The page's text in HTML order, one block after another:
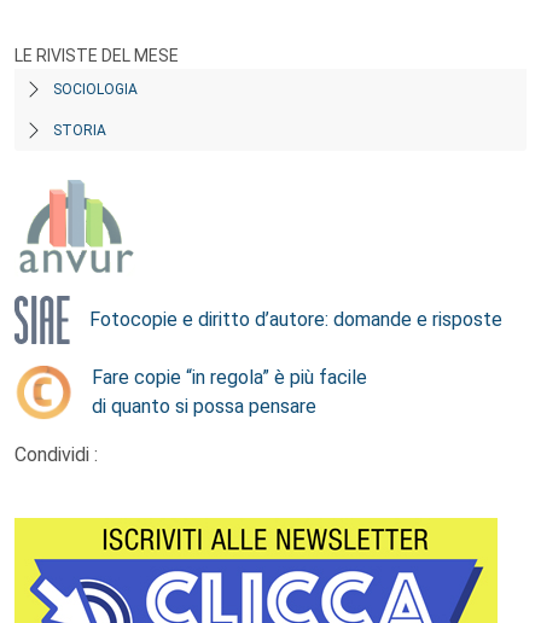
LE RIVISTE DEL MESE
SOCIOLOGIA
STORIA
Fotocopie e diritto d’autore: domande e risposte
Fare copie “in regola” è più facile
di quanto si possa pensare
Condividi :